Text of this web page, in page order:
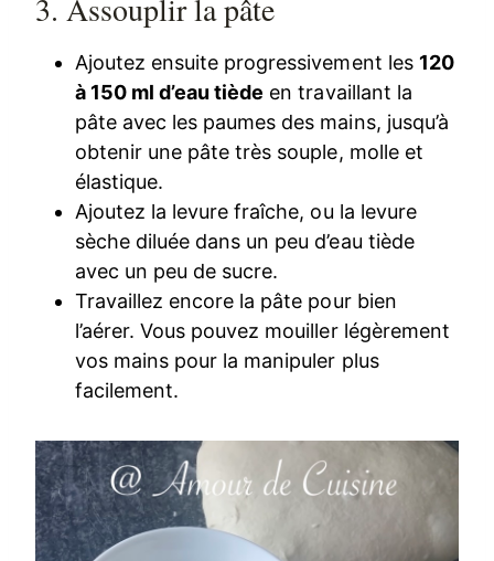
3. Assouplir la pâte
Ajoutez ensuite progressivement les 120
à 150 ml d’eau tiède en travaillant la
pâte avec les paumes des mains, jusqu’à
obtenir une pâte très souple, molle et
élastique.
Ajoutez la levure fraîche, ou la levure
sèche diluée dans un peu d’eau tiède
avec un peu de sucre.
Travaillez encore la pâte pour bien
l’aérer. Vous pouvez mouiller légèrement
vos mains pour la manipuler plus
facilement.